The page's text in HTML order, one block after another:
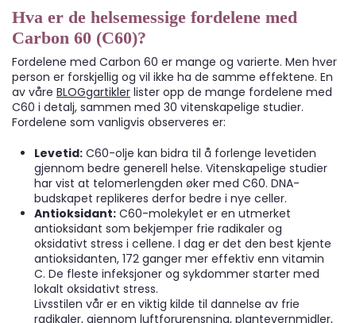
Hva er de helsemessige fordelene med
Carbon 60 (C60)?
Fordelene med Carbon 60 er mange og varierte. Men hver
person er forskjellig og vil ikke ha de samme effektene. En
av våre BLOGgartikler lister opp de mange fordelene med
C60 i detalj, sammen med 30 vitenskapelige studier.
Fordelene som vanligvis observeres er:
Levetid: C60-olje kan bidra til å forlenge levetiden
gjennom bedre generell helse. Vitenskapelige studier
har vist at telomerlengden øker med C60. DNA-
budskapet replikeres derfor bedre i nye celler.
Antioksidant: C60-molekylet er en utmerket
antioksidant som bekjemper frie radikaler og
oksidativt stress i cellene. I dag er det den best kjente
antioksidanten, 172 ganger mer effektiv enn vitamin
C. De fleste infeksjoner og sykdommer starter med
lokalt oksidativt stress.
Livsstilen vår er en viktig kilde til dannelse av frie
radikaler, gjennom luftforurensning, plantevernmidler,